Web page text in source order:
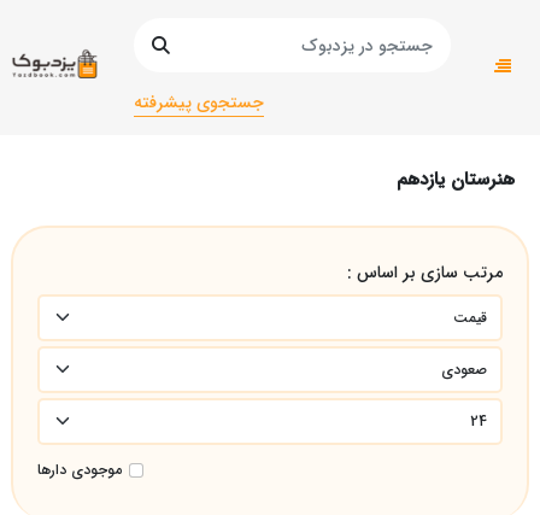
جستجوی پیشرفته
صفحه اصلی
کمک درسی
هنرستان یازدهم
مرتب سازی بر اساس :
موجودی دارها